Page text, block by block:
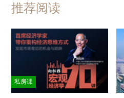
推荐阅读
私房课